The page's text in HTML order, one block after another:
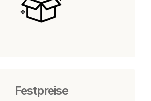
Festpreise